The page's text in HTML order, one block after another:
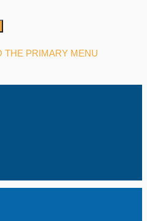
THE PRIMARY MENU